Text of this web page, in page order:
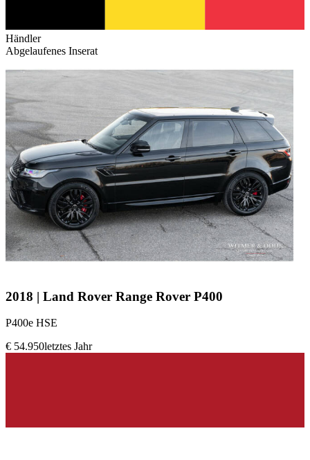
Händler
Abgelaufenes Inserat
2018 | Land Rover Range Rover P400
P400e HSE
€ 54.950letztes Jahr